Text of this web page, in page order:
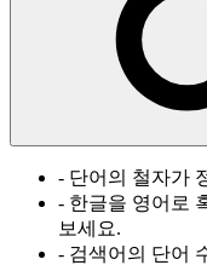
- 단어의 철자가
- 한글을 영어로
보세요.
- 검색어의 단어